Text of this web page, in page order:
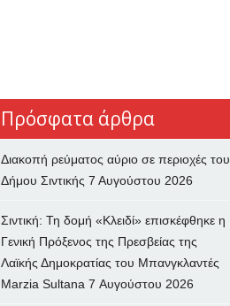
Πρόσφατα άρθρα
Διακοπή ρεύματος αύριο σε περιοχές του
Δήμου Σιντικής 7 Αυγούστου 2026
Σιντική: Τη δομή «Κλειδί» επισκέφθηκε η
Γενική Πρόξενος της Πρεσβείας της
Λαϊκής Δημοκρατίας του Μπανγκλαντές
Marzia Sultana 7 Αυγούστου 2026